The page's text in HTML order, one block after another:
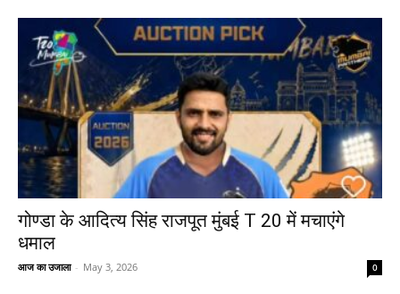
गोण्डा के आदित्य सिंह राजपूत मुंबई T 20 में मचाएंगे
धमाल
आज का उजाला - May 3, 2026 0